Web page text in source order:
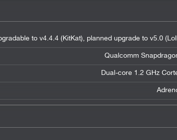
to v4.4.4 (KitKat), planned upgrade to v5.0
Qualcomm
Dual-core 1.2 GHz